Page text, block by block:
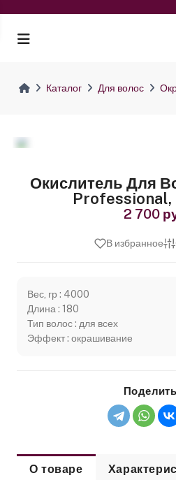
Каталог Для волос
Окислитель Для
2 700
В избранное
Вес, гр : 4000
Длина : 180
Тип волос : для всех
Эффект : окрашивание
О товаре